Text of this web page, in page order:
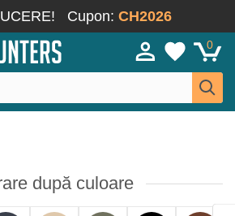
Cupon: CH2026
0
după culoare